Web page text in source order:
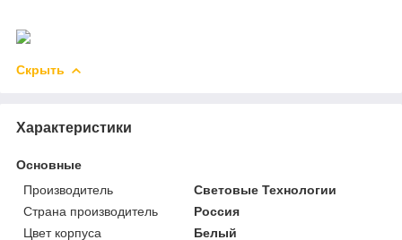
Скрыть
Характеристики
Основные
Производитель
Световые Технологии
Страна производитель
Россия
Цвет корпуса
Белый